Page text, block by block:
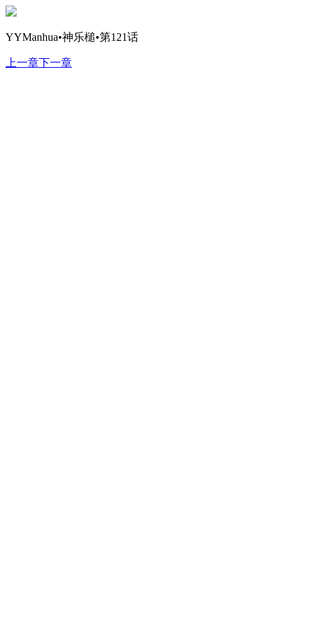
YYManhua•神乐槌•第121话
上一章下一章